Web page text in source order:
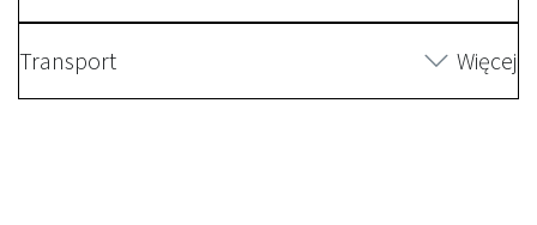
Transport Więcej